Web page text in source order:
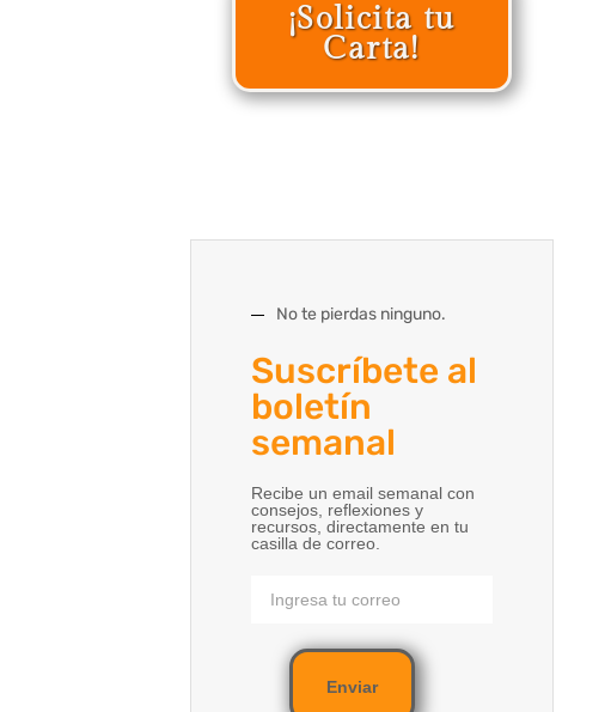
¡Solicita tu
Carta!
No te pierdas ninguno.
Suscríbete al
boletín
semanal
Recibe un email semanal con
consejos, reflexiones y
recursos, directamente en tu
casilla de correo.
Enviar